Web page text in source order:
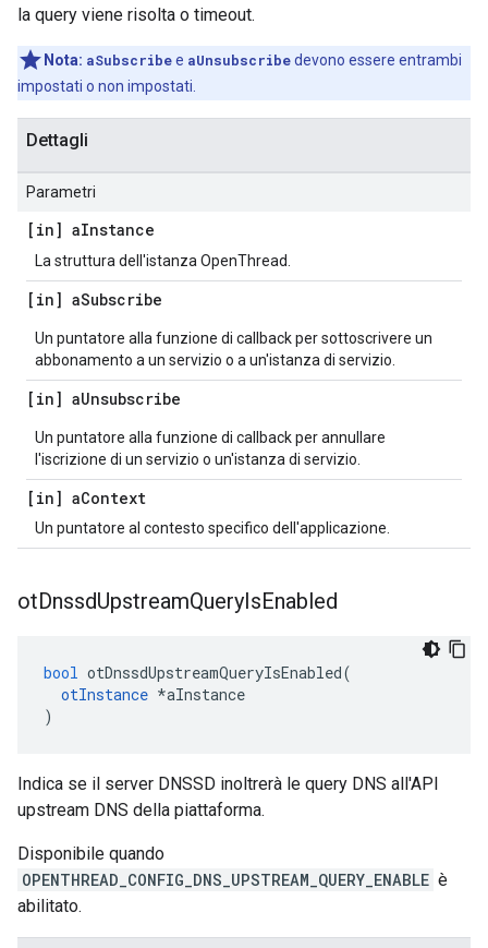
la query viene risolta o timeout.
Nota: aSubscribee aUnsubscribedevono essere entrambi
impostati o non impostati.
Dettagli
Parametri
[in] aInstance
La struttura dell'istanza OpenThread.
[in] aSubscribe
Un puntatore alla funzione di callback per sottoscrivere un
abbonamento a un servizio o a un'istanza di servizio.
[in] aUnsubscribe
Un puntatore alla funzione di callback per annullare
l'iscrizione di un servizio o un'istanza di servizio.
[in] aContext
Un puntatore al contesto specifico dell'applicazione.
otDnssdUpstreamQueryIsEnabled
bool otDnssdUpstreamQueryIsEnabled(
otInstance *aInstance
)
Indica se il server DNSSD inoltrerà le query DNS all'API
upstream DNS della piattaforma.
Disponibile quando
OPENTHREAD_CONFIG_DNS_UPSTREAM_QUERY_ENABLE è
abilitato.